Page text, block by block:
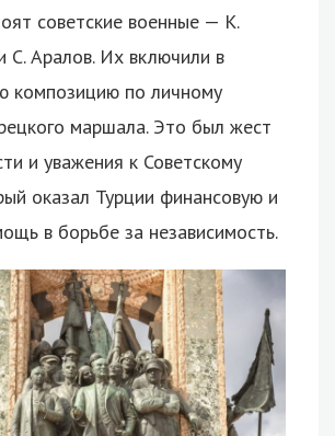
советские военные — К.
С. Аралов. Их включили в
композицию по личному
маршала. Это был жест
и уважения к Советскому
оказал Турции финансовую и
в борьбе за независимость.